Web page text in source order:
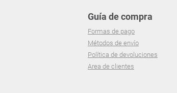
Guía de compra
Formas de pago
Métodos de envío
Política de devoluciones
Area de clientes